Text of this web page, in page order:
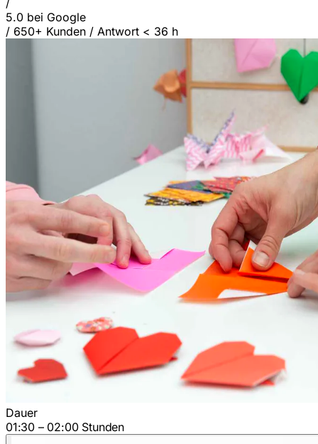
5.0 bei Google
/ 650+ Kunden / Antwort < 36 h
Dauer
01:30 – 02:00 Stunden